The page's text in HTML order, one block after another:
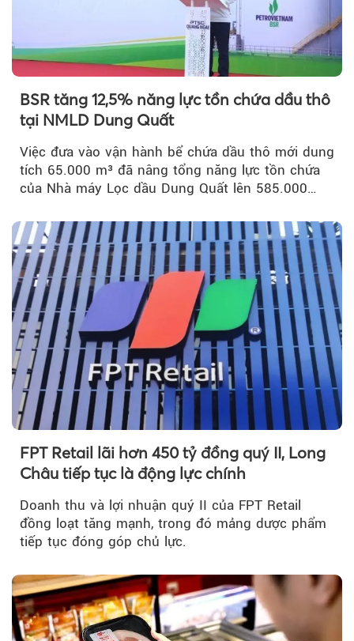
BSR tăng 12,5% năng lực tồn chứa dầu thô
tại NMLD Dung Quất
Việc đưa vào vận hành bể chứa dầu thô mới dung
tích 65.000 m³ đã nâng tổng năng lực tồn chứa
của Nhà máy Lọc dầu Dung Quất lên 585.000
FPT Retail lãi hơn 450 tỷ đồng quý II, Long
Châu tiếp tục là động lực chính
Doanh thu và lợi nhuận quý II của FPT Retail
đồng loạt tăng mạnh, trong đó mảng dược phẩm
tiếp tục đóng góp chủ lực.